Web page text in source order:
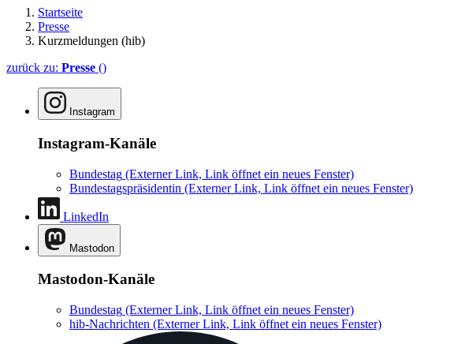
Startseite
Presse
Kurzmeldungen (hib)
zurück zu: Presse ()
Instagram
Instagram-Kanäle
Bundestag (Externer Link, Link öffnet ein neues Fenster)
Bundestagspräsidentin (Externer Link, Link öffnet ein neues Fenster)
LinkedIn
Mastodon
Mastodon-Kanäle
Bundestag (Externer Link, Link öffnet ein neues Fenster)
hib-Nachrichten (Externer Link, Link öffnet ein neues Fenster)